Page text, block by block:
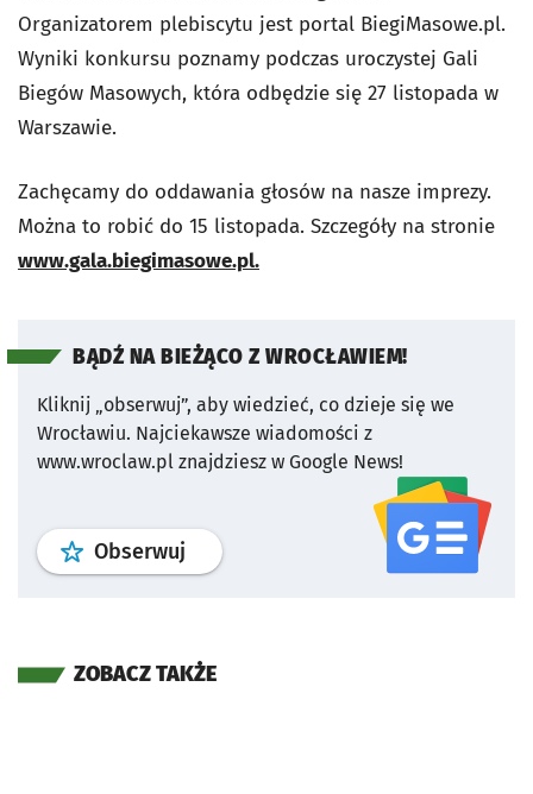
Organizatorem plebiscytu jest portal BiegiMasowe.pl.
Wyniki konkursu poznamy podczas uroczystej Gali
Biegów Masowych, która odbędzie się 27 listopada w
Warszawie.
Zachęcamy do oddawania głosów na nasze imprezy.
Można to robić do 15 listopada. Szczegóły na stronie
www.gala.biegimasowe.pl.
BĄDŹ NA BIEŻĄCO Z WROCŁAWIEM!
Kliknij „obserwuj”, aby wiedzieć, co dzieje się we
Wrocławiu. Najciekawsze wiadomości z
www.wroclaw.pl znajdziesz w Google News!
Obserwuj profil serwisu
ZOBACZ TAKŻE